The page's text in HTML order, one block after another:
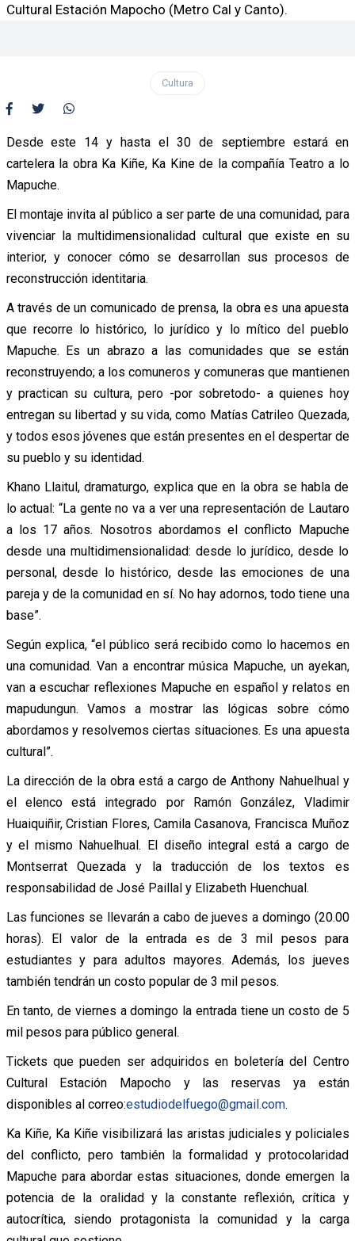
Cultural Estación Mapocho (Metro Cal y Canto).
Cultura
Desde este 14 y hasta el 30 de septiembre estará en
cartelera la obra Ka Kiñe, Ka Kine de la compañía Teatro a lo
Mapuche.
El montaje invita al público a ser parte de una comunidad, para
vivenciar la multidimensionalidad cultural que existe en su
interior, y conocer cómo se desarrollan sus procesos de
reconstrucción identitaria.
A través de un comunicado de prensa, la obra es una apuesta
que recorre lo histórico, lo jurídico y lo mítico del pueblo
Mapuche. Es un abrazo a las comunidades que se están
reconstruyendo; a los comuneros y comuneras que mantienen
y practican su cultura, pero -por sobretodo- a quienes hoy
entregan su libertad y su vida, como Matías Catrileo Quezada,
y todos esos jóvenes que están presentes en el despertar de
su pueblo y su identidad.
Khano Llaitul, dramaturgo, explica que en la obra se habla de
lo actual: “La gente no va a ver una representación de Lautaro
a los 17 años. Nosotros abordamos el conflicto Mapuche
desde una multidimensionalidad: desde lo jurídico, desde lo
personal, desde lo histórico, desde las emociones de una
pareja y de la comunidad en sí. No hay adornos, todo tiene una
base”.
Según explica, “el público será recibido como lo hacemos en
una comunidad. Van a encontrar música Mapuche, un ayekan,
van a escuchar reflexiones Mapuche en español y relatos en
mapudungun. Vamos a mostrar las lógicas sobre cómo
abordamos y resolvemos ciertas situaciones. Es una apuesta
cultural”.
La dirección de la obra está a cargo de Anthony Nahuelhual y
el elenco está integrado por Ramón González, Vladimir
Huaiquiñir, Cristian Flores, Camila Casanova, Francisca Muñoz
y el mismo Nahuelhual. El diseño integral está a cargo de
Montserrat Quezada y la traducción de los textos es
responsabilidad de José Paillal y Elizabeth Huenchual.
Las funciones se llevarán a cabo de jueves a domingo (20.00
horas). El valor de la entrada es de 3 mil pesos para
estudiantes y para adultos mayores. Además, los jueves
también tendrán un costo popular de 3 mil pesos.
En tanto, de viernes a domingo la entrada tiene un costo de 5
mil pesos para público general.
Tickets que pueden ser adquiridos en boletería del Centro
Cultural Estación Mapocho y las reservas ya están
disponibles al correo:estudiodelfuego@gmail.com.
Ka Kiñe, Ka Kiñe visibilizará las aristas judiciales y policiales
del conflicto, pero también la formalidad y protocolaridad
Mapuche para abordar estas situaciones, donde emergen la
potencia de la oralidad y la constante reflexión, crítica y
autocrítica, siendo protagonista la comunidad y la carga